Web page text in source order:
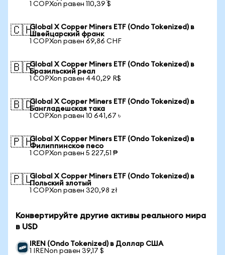
1 COPXon равен 110,39 $
🇨🇭Global X Copper Miners ETF (Ondo Tokenized) в
Швейцарский франк
1 COPXon равен 69,86 CHF
🇧🇷Global X Copper Miners ETF (Ondo Tokenized) в
Бразильский реал
1 COPXon равен 440,29 R$
🇧🇩Global X Copper Miners ETF (Ondo Tokenized) в
Бангладешская така
1 COPXon равен 10 641,67 ৳
🇵🇭Global X Copper Miners ETF (Ondo Tokenized) в
Филиппинское песо
1 COPXon равен 5 227,51 ₱
🇵🇱Global X Copper Miners ETF (Ondo Tokenized) в
Польский злотый
1 COPXon равен 320,98 zł
Конвертируйте другие активы реального мира
в USD
IREN (Ondo Tokenized) в Доллар США
1 IRENon равен 39,17 $